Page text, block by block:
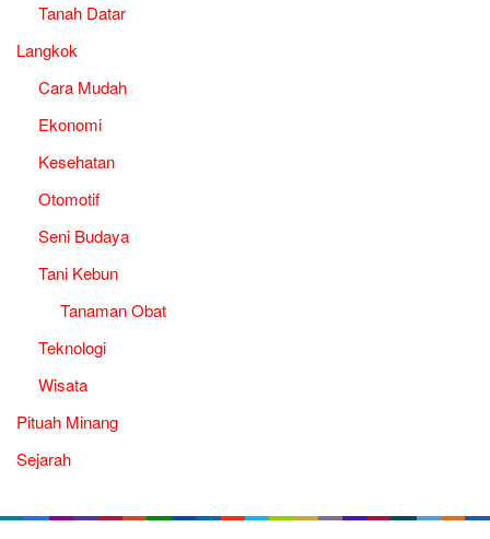
Tanah Datar
Langkok
Cara Mudah
Ekonomi
Kesehatan
Otomotif
Seni Budaya
Tani Kebun
Tanaman Obat
Teknologi
Wisata
Pituah Minang
Sejarah